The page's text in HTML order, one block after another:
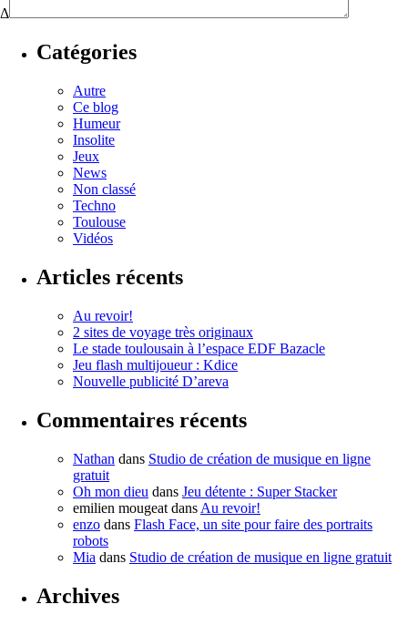
Δ
Catégories
Autre
Ce blog
Humeur
Insolite
Jeux
News
Non classé
Techno
Toulouse
Vidéos
Articles récents
Au revoir!
2 sites de voyage très originaux
Le stade toulousain à l’espace EDF Bazacle
Jeu flash multijoueur : Kdice
Nouvelle publicité D’areva
Commentaires récents
Nathan dans Studio de création de musique en ligne
gratuit
Oh mon dieu dans Jeu détente : Super Stacker
emilien mougeat dans Au revoir!
enzo dans Flash Face, un site pour faire des portraits
robots
Mia dans Studio de création de musique en ligne gratuit
Archives